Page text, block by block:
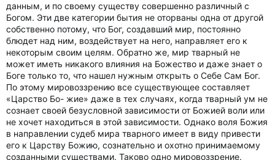
данным, и по своему существу совершенно различный с
Богом. Эти две категории бытия не оторваны одна от другой
собственно потому, что Бог, создавший мир, постоянно
блюдет над ним, воздействует на него, направляет его к
некоторым своим целям. Обратно же, мир тварный не
может иметь никакого влияния на Божество и даже знает о
Боге только то, что нашел нужным открыть о Себе Сам Бог.
По этому мировоззрению все существующее составляет
«Царство Бо- жие» даже в тех случаях, когда тварный ум не
сознает своей безусловной зависимости от Божией воли или
не хочет находиться в этой зависимости. Однако воля Божия
в направлении судеб мира тварного имеет в виду привести
его к Царству Божию, сознательно и охотно принимаемому
созданными существами. Таково одно мировоззрение.